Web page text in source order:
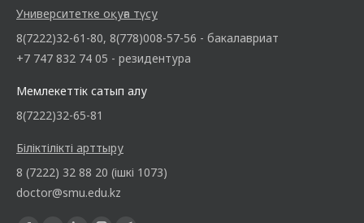
Университетке оқуға түсу
8(7222)32-61-80, 8(778)008-57-56 - бакалавриат
+7 747 832 74 05 - резидентура
Мемлекеттік сатып алу
8(7222)32-65-81
Біліктілікті арттыру
8 (7222) 32 88 20 (ішкі 1073)
doctor@smu.edu.kz